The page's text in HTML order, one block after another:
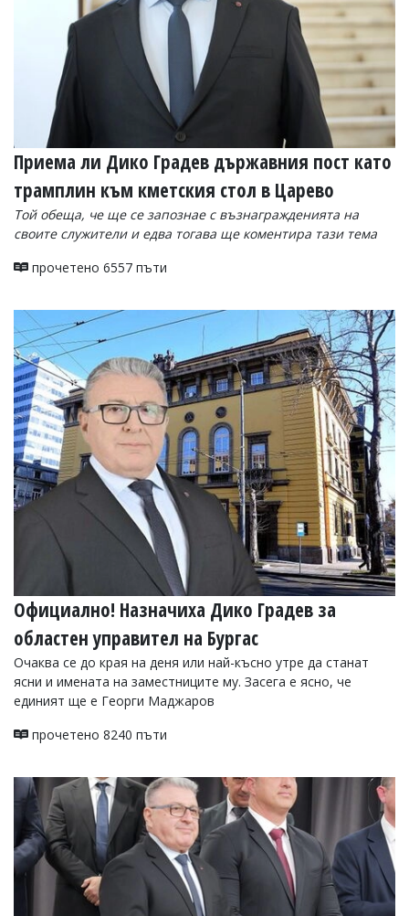
Приема ли Дико Градев държавния пост като
трамплин към кметския стол в Царево
Той обеща, че ще се запознае с възнагражденията на
своите служители и едва тогава ще коментира тази тема
прочетено 6557 пъти
Официално! Назначиха Дико Градев за
областен управител на Бургас
Очаква се до края на деня или най-късно утре да станат
ясни и имената на заместниците му. Засега е ясно, че
единият ще е Георги Маджаров
прочетено 8240 пъти